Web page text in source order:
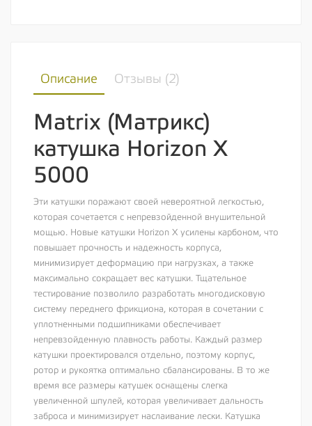
Описание Отзывы (2)
Matrix (Матрикс)
катушка Horizon X
5000
Эти катушки поражают своей невероятной легкостью,
которая сочетается с непревзойденной внушительной
мощью. Новые катушки Horizon X усилены карбоном, что
повышает прочность и надежность корпуса,
минимизирует деформацию при нагрузках, а также
максимально сокращает вес катушки. Тщательное
тестирование позволило разработать многодисковую
систему переднего фрикциона, которая в сочетании с
уплотненными подшипниками обеспечивает
непревзойденную плавность работы. Каждый размер
катушки проектировался отдельно, поэтому корпус,
ротор и рукоятка оптимально сбалансированы. В то же
время все размеры катушек оснащены слегка
увеличенной шпулей, которая увеличивает дальность
заброса и минимизирует наслаивание лески. Катушка